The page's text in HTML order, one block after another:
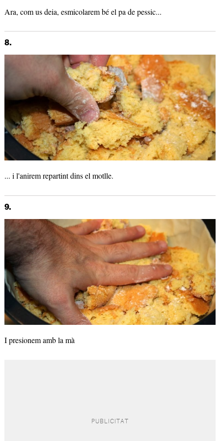
Ara, com us deia, esmicolarem bé el pa de pessic...
8.
... i l'anirem repartint dins el motlle.
9.
I presionem amb la mà